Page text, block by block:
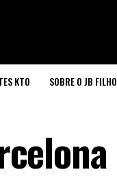
KTO SOBRE O JB FILHO